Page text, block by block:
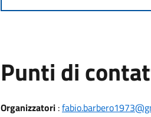
Punti di
Organizzatori: